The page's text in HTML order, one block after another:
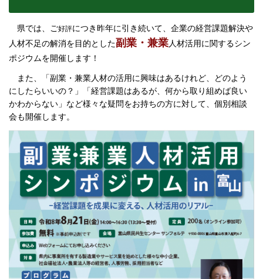
県では、ご好評につき昨年に引き続いて、企業の経営課題解決や
人材不足の解消を目的とした副業・兼業人材活用に関するシン
ポジウムを開催します！
また、「副業・兼業人材の活用に興味はあるけれど、どのよう
にしたらいいの？」「経営課題はあるが、何から取り組めば良い
かわからない」など様々な疑問をお持ちの方に対して、個別相談
会も開催します。